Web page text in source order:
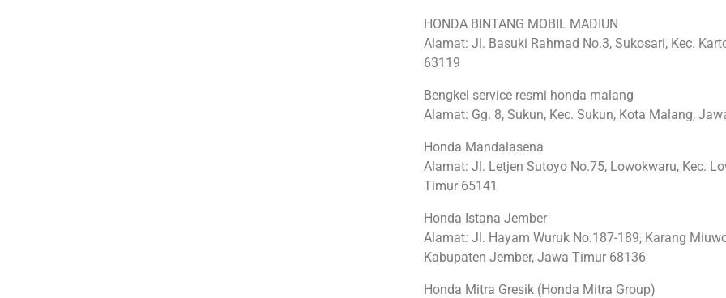
HONDA BINTANG MOBIL MADIUN
Alamat: Jl. Basuki Rahmad No.3, Sukosari, Kec.
63119
Bengkel service resmi honda malang
Alamat: Gg. 8, Sukun, Kec. Sukun, Kota Malang,
Honda Mandalasena
Alamat: Jl. Letjen Sutoyo No.75, Lowokwaru, Kec.
Timur 65141
Honda Istana Jember
Alamat: Jl. Hayam Wuruk No.187-189, Karang
Kabupaten Jember, Jawa Timur 68136
Honda Mitra Gresik (Honda Mitra Group)